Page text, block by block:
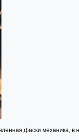
механика,